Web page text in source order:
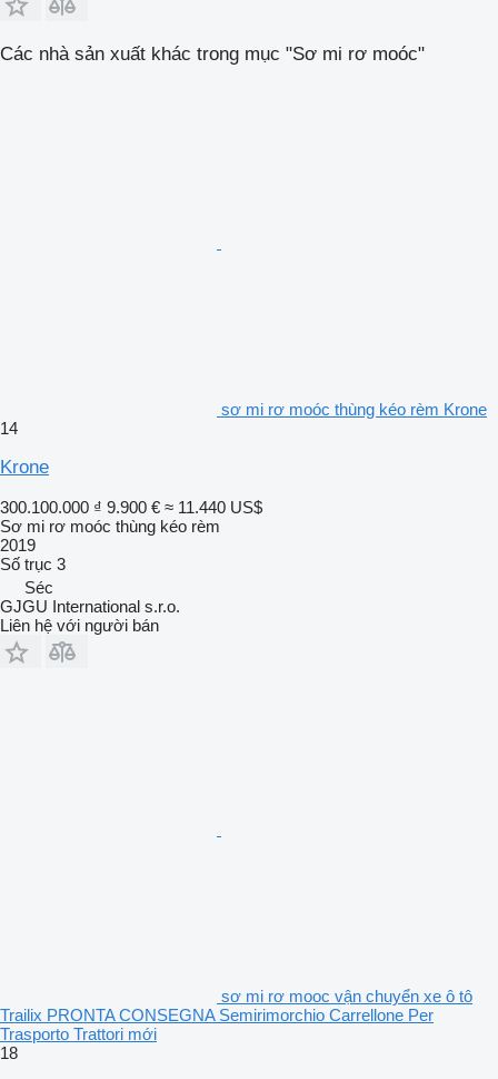
Các nhà sản xuất khác trong mục "Sơ mi rơ moóc"
sơ mi rơ moóc thùng kéo rèm Krone
14
Krone
300.100.000 ₫ 9.900 € ≈ 11.440 US$
Sơ mi rơ moóc thùng kéo rèm
2019
Số trục 3
Séc
GJGU International s.r.o.
Liên hệ với người bán
sơ mi rơ mooc vận chuyển xe ô tô
Trailix PRONTA CONSEGNA Semirimorchio Carrellone Per
Trasporto Trattori mới
18